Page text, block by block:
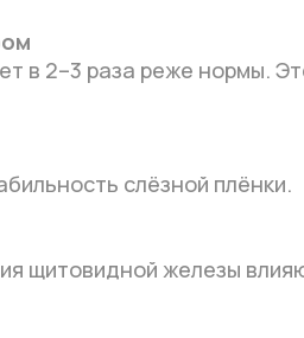
в 2–3 раза реже нормы.
слёзной плёнки.
щитовидной железы